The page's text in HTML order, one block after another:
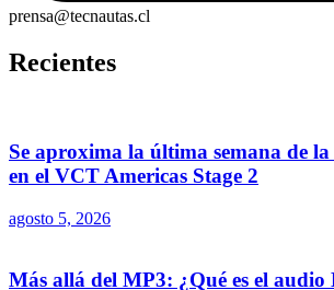
prensa@tecnautas.cl
Recientes
Se aproxima la última semana de la
en el VCT Americas Stage 2
agosto 5, 2026
Más allá del MP3: ¿Qué es el audio